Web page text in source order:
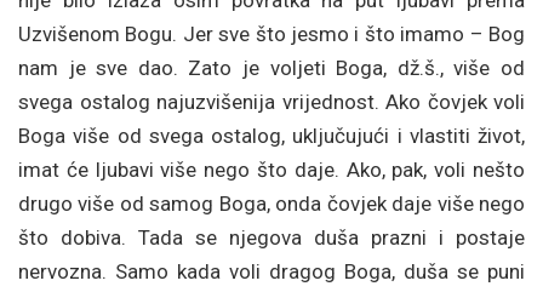
Uzvišenom Bogu. Jer sve što jesmo i što imamo – Bog
nam je sve dao. Zato je voljeti Boga, dž.š., više od
svega ostalog najuzvišenija vrijednost. Ako čovjek voli
Boga više od svega ostalog, uključujući i vlastiti život,
imat će ljubavi više nego što daje. Ako, pak, voli nešto
drugo više od samog Boga, onda čovjek daje više nego
što dobiva. Tada se njegova duša prazni i postaje
nervozna. Samo kada voli dragog Boga, duša se puni